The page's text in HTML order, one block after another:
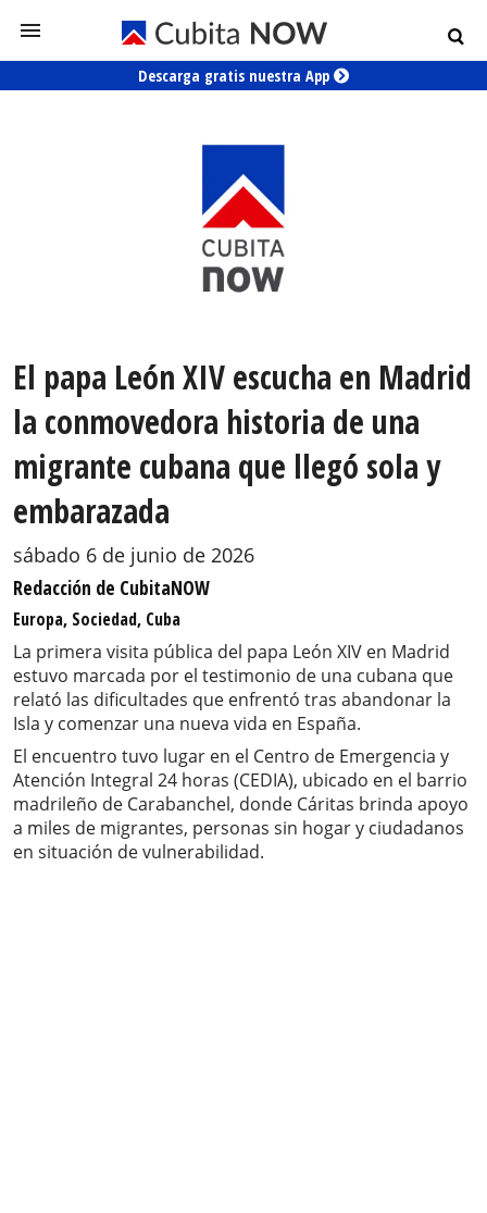
Descarga gratis nuestra App
El papa León XIV escucha en Madrid
la conmovedora historia de una
migrante cubana que llegó sola y
embarazada
sábado 6 de junio de 2026
Redacción de CubitaNOW
Europa, Sociedad, Cuba
La primera visita pública del papa León XIV en Madrid
estuvo marcada por el testimonio de una cubana que
relató las dificultades que enfrentó tras abandonar la
Isla y comenzar una nueva vida en España.
El encuentro tuvo lugar en el Centro de Emergencia y
Atención Integral 24 horas (CEDIA), ubicado en el barrio
madrileño de Carabanchel, donde Cáritas brinda apoyo
a miles de migrantes, personas sin hogar y ciudadanos
en situación de vulnerabilidad.